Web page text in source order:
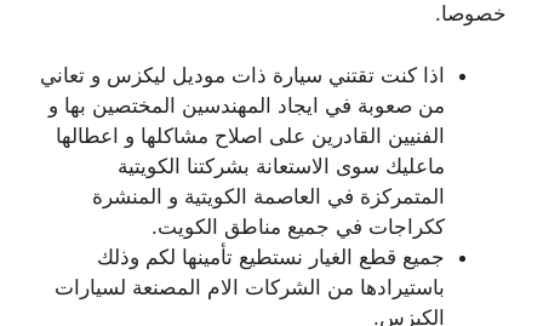
خصوصا.
اذا كنت تقتني سيارة ذات موديل ليكزس و تعاني
من صعوبة في ايجاد المهندسين المختصين بها و
الفنيين القادرين على اصلاح مشاكلها و اعطالها
ماعليك سوى الاستعانة بشركتنا الكويتية
المتمركزة في العاصمة الكويتية و المنشرة
ككراجات في جميع مناطق الكويت.
جميع قطع الغيار نستطيع تأمينها لكم وذلك
باستيرادها من الشركات الام المصنعة لسيارات
الكيزس.